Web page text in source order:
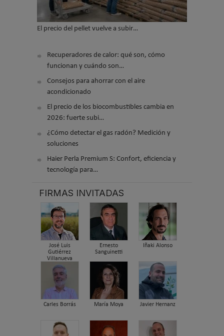
El precio del pellet vuelve a subir…
Recuperadores de calor: qué son, cómo
funcionan y cuándo son…
Consejos para ahorrar con el aire
acondicionado
El precio de los biocombustibles cambia en
2026: fuerte subi…
¿Cómo detectar el gas radón? Medición y
soluciones
Haier Perla Premium S: Confort, eficiencia y
tecnología para…
FIRMAS INVITADAS
José Luis
Gutiérrez
Villanueva
Ernesto
Sanguinetti
Iñaki Alonso
Carles Borrás María Moya Javier Hernanz